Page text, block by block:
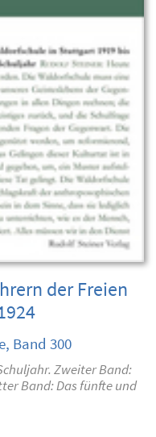
der Freien
Band 300
Zweiter Band:
Band: Das fünfte und